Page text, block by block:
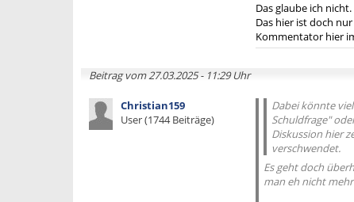
Das glaube ich nicht.
Das hier ist doch
Kommentator hier
Beitrag vom 27.03.2025 - 11:29 Uhr
Christian159
User (1744 Beiträge)
Dabei könnte
Schuldfrage"
Diskussion hier
verschwendet.
Es geht doch
man eh nicht